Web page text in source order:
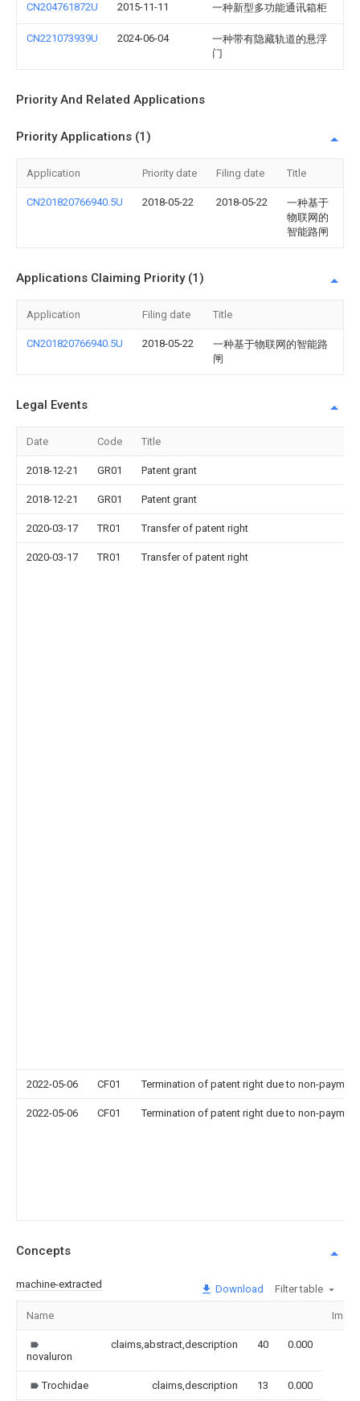
CN204761872U 2015-11-11 一种新型多功能通讯箱柜
CN221073939U 2024-06-04
一种带有隐藏轨道的悬浮
门
Priority And Related Applications
Priority Applications (1)
Application Priority date Filing date Title
CN201820766940.5U 2018-05-22 2018-05-22
一种基于
物联网的
智能路闸
Applications Claiming Priority (1)
Application Filing date Title
CN201820766940.5U 2018-05-22
一种基于物联网的智能路
闸
Legal Events
Date Code Title
2018-12-21 GR01 Patent grant
2018-12-21 GR01 Patent grant
2020-03-17 TR01 Transfer of patent right
2020-03-17 TR01 Transfer of patent right
2022-05-06 CF01 Termination of patent right due to non-
2022-05-06 CF01 Termination of patent right due to non-
Concepts
machine-extracted Download Filter table
Name Image
novaluron
claims,abstract,description 40 0.000
Trochidae claims,description 13 0.000